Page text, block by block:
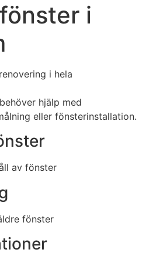
i
i hela
hjälp med
eller fönsterinstallation.
av fönster
fönster